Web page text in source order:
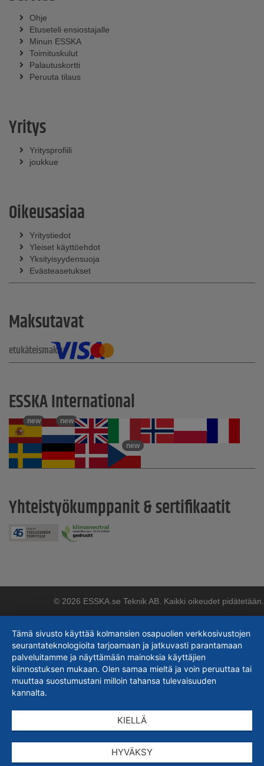
Ohje
Etuseteli ensiostajalle
Minun ESSKA
Toimituskulut
Palautuskortti
Peruuta tilaus
Yritys
Yritysprofiili
joukkue
Oikeusasiaa
Yritystiedot
Yleiset käyttöehdot
Yksityisyydensuoja
Evästeasetukset
Maksutavat
etukäteismaksu
ESSKA International
new new
new
Yhteistyökumppanit & sertifikaatit
© 2026 ESSKA.se Teknik AB. Kaikki oikeudet pidätetään.
Tämä sivusto käyttää kolmansien osapuolien verkkosivustojen
seurantateknologioita tarjoamaan ja jatkuvasti parantamaan
palveluitamme ja näyttämään mainoksia käyttäjien
kiinnostuksen mukaan. Olen samaa mieltä ja voin peruuttaa tai
muuttaa suostumustani milloin tahansa tulevaisuuden
kannalta.
KIELLÄ
HYVÄKSY